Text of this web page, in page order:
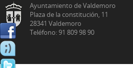
Ayuntamiento de Valdemoro
Plaza de la constitución, 11
28341 Valdemoro
Teléfono: 91 809 98 90